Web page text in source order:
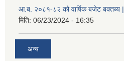
आ.ब. २०८१-८२ को वार्षिक बजेट बक्तब्य |
मिति: 06/23/2024 - 16:35
अन्य